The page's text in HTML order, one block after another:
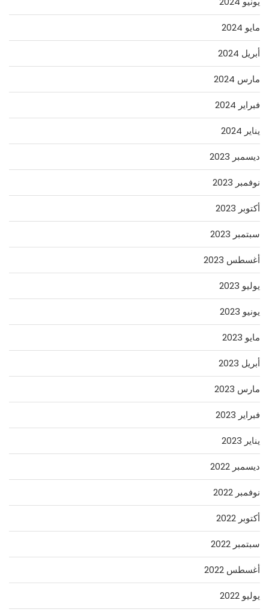
مايو 2024
أبريل 2024
مارس 2024
فبراير 2024
يناير 2024
ديسمبر 2023
نوفمبر 2023
أكتوبر 2023
سبتمبر 2023
أغسطس 2023
يوليو 2023
يونيو 2023
مايو 2023
أبريل 2023
مارس 2023
فبراير 2023
يناير 2023
ديسمبر 2022
نوفمبر 2022
أكتوبر 2022
سبتمبر 2022
أغسطس 2022
يوليو 2022